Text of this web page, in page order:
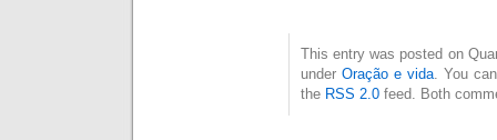
This entry was posted on
under Oração e vida. You
the RSS 2.0 feed. Both